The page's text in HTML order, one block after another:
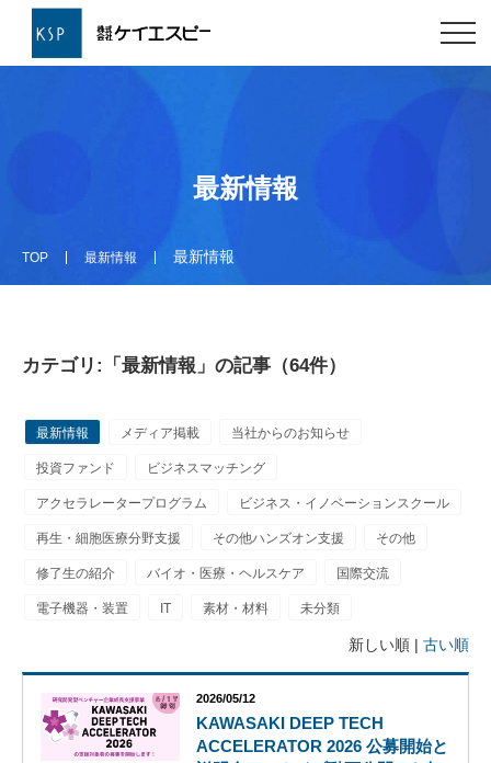
ビ
社
概
TOP 最新情報 最新情報
最新情報
カテゴリ:「最新情報」の記事（64件）
最新情報 メディア掲載 当社からのお知らせ
投資ファンド ビジネスマッチング
アクセラレータープログラム ビジネス・イノベーションスクール
再生・細胞医療分野支援 その他ハンズオン支援 その他
修了生の紹介 バイオ・医療・ヘルスケア 国際交流
電子機器・装置 IT 素材・材料 未分類
新しい順 | 古い順
2026/05/12
KAWASAKI DEEP TECH
ACCELERATOR 2026 公募開始と